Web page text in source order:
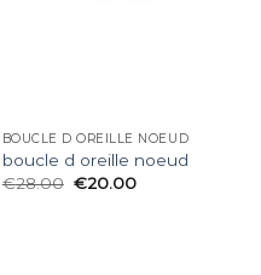
BOUCLE D OREILLE NOEUD
boucle d oreille noeud
€28.00 €20.00